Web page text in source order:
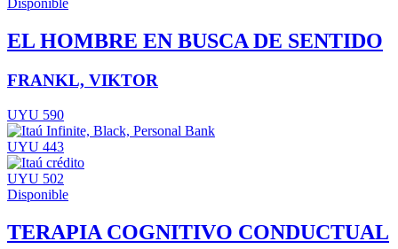
Disponible
EL HOMBRE EN BUSCA DE SENTIDO
FRANKL, VIKTOR
UYU 590
UYU 443
UYU 502
Disponible
TERAPIA COGNITIVO CONDUCTUAL